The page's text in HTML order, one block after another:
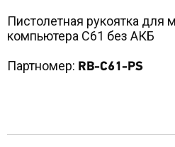
Пистолетная рукоятка для
компьютера С61 без АКБ
Партномер: RB-C61-PS